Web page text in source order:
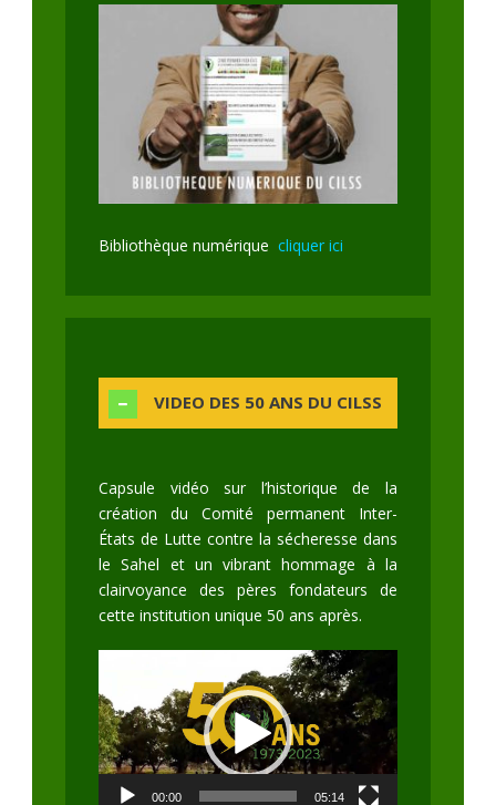
Bibliothèque numérique cliquer ici
VIDEO DES 50 ANS DU CILSS
Capsule vidéo sur l’historique de la
création du Comité permanent Inter-
États de Lutte contre la sécheresse dans
le Sahel et un vibrant hommage à la
clairvoyance des pères fondateurs de
cette institution unique 50 ans après.
00:00 05:14